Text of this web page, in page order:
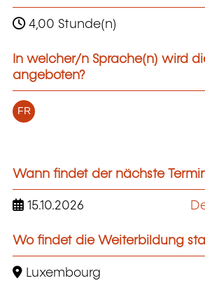
4,00 Stunde(n)
In welcher/n Sprache(n) wird
angeboten?
FR
Wann findet der nächste
15.10.2026
Wo findet die Weiterbildung
Luxembourg